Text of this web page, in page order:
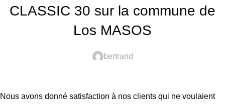
CLASSIC 30 sur la commune de
Los MASOS
bertrand
Nous avons donné satisfaction à nos clients qui ne voulaient